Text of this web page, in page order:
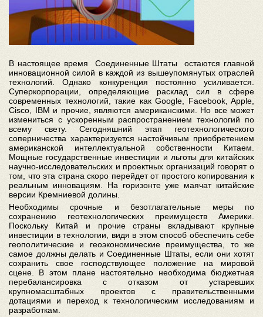
В настоящее время Соединенные Штаты остаются главной
инновационной силой в каждой из вышеупомянутых отраслей
технологий. Однако конкуренция постоянно усиливается.
Суперкорпорации, определяющие расклад сил в сфере
современных технологий, такие как Google, Facebook, Apple,
Cisco, IBM и прочие, являются американскими. Но все может
измениться с ускоренным распространением технологий по
всему свету. Сегодняшний этап геотехнологического
соперничества характеризуется настойчивым приобретением
американской интеллектуальной собственности Китаем.
Мощные государственные инвестиции и льготы для китайских
научно-исследовательских и проектных организаций говорят о
том, что эта страна скоро перейдет от простого копирования к
реальным инновациям. На горизонте уже маячат китайские
версии Кремниевой долины.
Необходимы срочные и безотлагательные меры по
сохранению геотехнологических преимуществ Америки.
Поскольку Китай и прочие страны вкладывают крупные
инвестиции в технологии, видя в этом способ обеспечить себе
геополитические и геоэкономические преимущества, то же
самое должны делать и Соединенные Штаты, если они хотят
сохранить свое господствующее положение на мировой
сцене. В этом плане настоятельно необходима бюджетная
перебалансировка с отказом от устаревших
крупномасштабных проектов с правительственными
дотациями и переход к технологическим исследованиям и
разработкам.